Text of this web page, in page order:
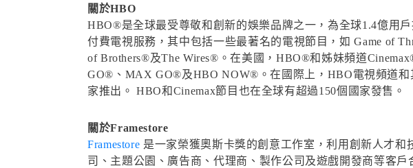
關於HBO
HBO®是全球最受尊敬和創新的娛樂品牌之一，為全球1.4億用
付費電視服務，其中包括一些最著名的電視節目，如 Game of
of Brothers®及The Wires®。在美國，HBO®和姊妹頻道
GO®、MAX GO®及HBO NOW®。在國際上，HBO電視頻道
家推出。 HBO和Cinemax節目也在全球有超過150個國家發售。
關於Framestore
Framestore 是一家榮獲奧斯卡獎的創意工作室，利用創新人才和
司、主題公園、廣告商、代理商、製作公司及遊戲開發商等客